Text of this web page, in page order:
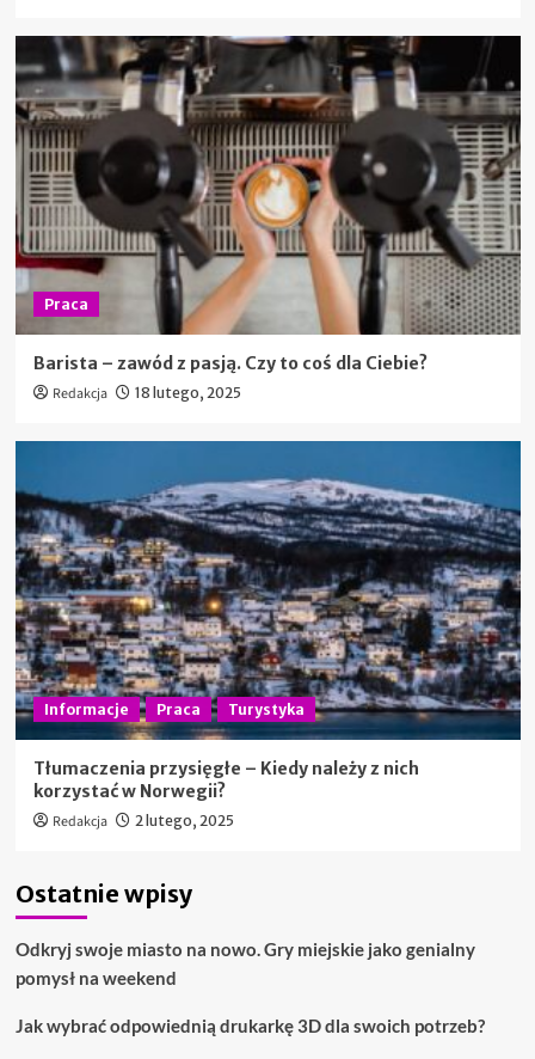
Praca
Barista – zawód z pasją. Czy to coś dla Ciebie?
Redakcja 18 lutego, 2025
Informacje Praca Turystyka
Tłumaczenia przysięgłe – Kiedy należy z nich
korzystać w Norwegii?
Redakcja 2 lutego, 2025
Ostatnie wpisy
Odkryj swoje miasto na nowo. Gry miejskie jako genialny
pomysł na weekend
Jak wybrać odpowiednią drukarkę 3D dla swoich potrzeb?